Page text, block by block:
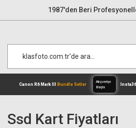
1987'den Beri
Ssd Kart Fiyatları